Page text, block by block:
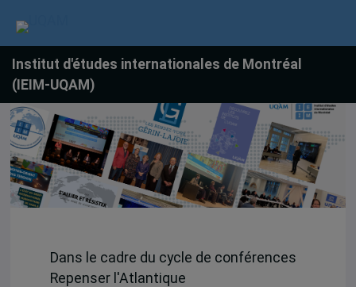
Institut d'études internationales de Montréal
(IEIM-UQAM)
Dans le cadre du cycle de conférences
Repenser l'Atlantique